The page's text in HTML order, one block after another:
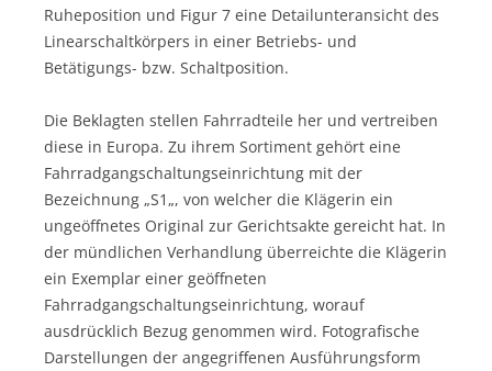
Ruheposition und Figur 7 eine Detailunteransicht des
Linearschaltkörpers in einer Betriebs- und
Betätigungs- bzw. Schaltposition.
Die Beklagten stellen Fahrradteile her und vertreiben
diese in Europa. Zu ihrem Sortiment gehört eine
Fahrradgangschaltungseinrichtung mit der
Bezeichnung „S1„, von welcher die Klägerin ein
ungeöffnetes Original zur Gerichtsakte gereicht hat. In
der mündlichen Verhandlung überreichte die Klägerin
ein Exemplar einer geöffneten
Fahrradgangschaltungseinrichtung, worauf
ausdrücklich Bezug genommen wird. Fotografische
Darstellungen der angegriffenen Ausführungsform